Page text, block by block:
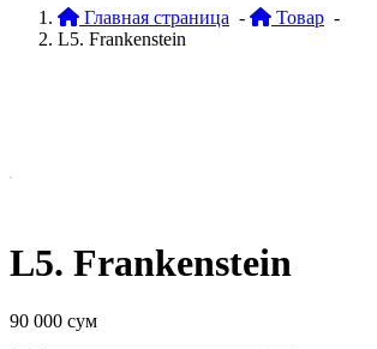
Главная страница - Товар -
L5. Frankenstein
L5. Frankenstein
90 000 сум